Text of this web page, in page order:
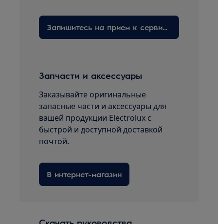
Запишитесь на прием к сервисному технику здесь
Запчасти и аксессуары
Заказывайте оригинальные
запасные части и аксессуары для
вашей продукции Electrolux с
быстрой и доступной доставкой
почтой.
В интернет-магазин